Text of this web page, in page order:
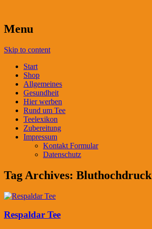
Menu
Skip to content
Start
Shop
Allgemeines
Gesundheit
Hier werben
Rund um Tee
Teelexikon
Zubereitung
Impressum
Kontakt Formular
Datenschutz
Tag Archives: Bluthochdruck
Respaldar Tee